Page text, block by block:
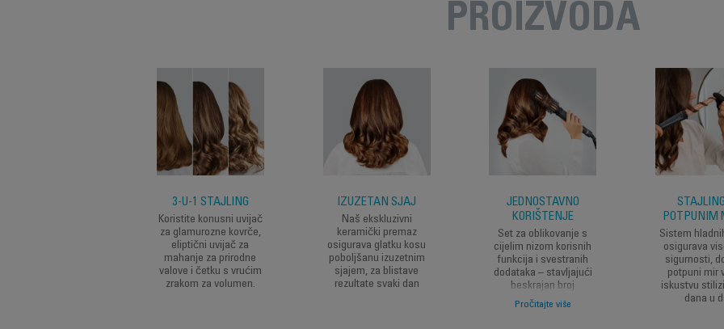
PROIZVODA
3-U-1 STAJLING
Koristite konusni uvijač
za glamurozne kovrče,
eliptični uvijač za
mahanje za prirodne
valove i četku s vrućim
zrakom za volumen.
IZUZETAN SJAJ
Naš ekskluzivni
keramički premaz
osigurava glatku kosu
poboljšanu izuzetnim
sjajem, za blistave
rezultate svaki dan
JEDNOSTAVNO
KORIŠTENJE
Set za oblikovanje s
cijelim nizom korisnih
funkcija i svestranih
dodataka – stavljajući
beskrajan broj
mogućnosti stiliziranja
na dohvat ruke
Pročitajte više
POTPUNIM
Sistem
osigurava
sigurnosti,
potpuni mir
iskustvu
dana u